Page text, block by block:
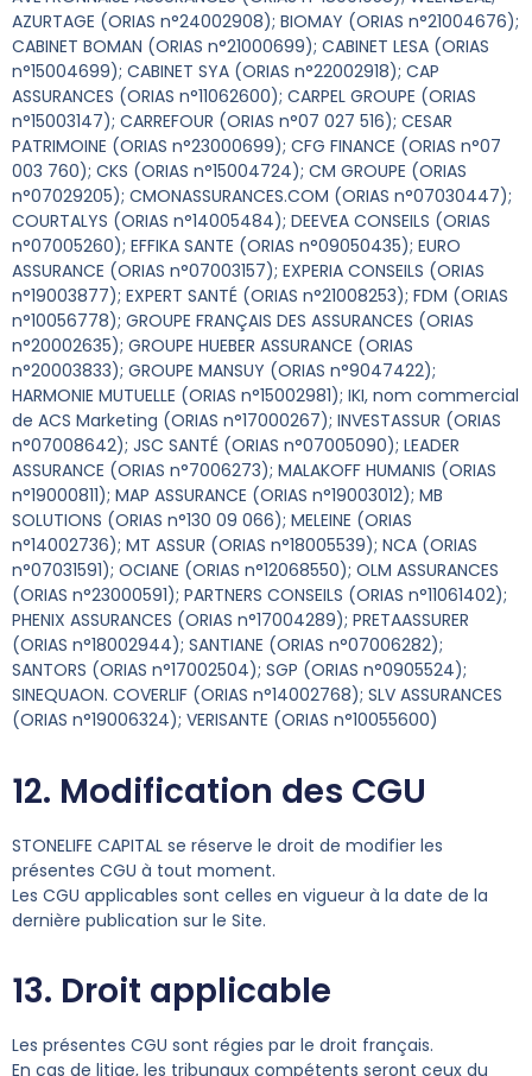
AZURTAGE (ORIAS n°24002908); BIOMAY (ORIAS n°21004676);
CABINET BOMAN (ORIAS n°21000699); CABINET LESA (ORIAS
n°15004699); CABINET SYA (ORIAS n°22002918); CAP
ASSURANCES (ORIAS n°11062600); CARPEL GROUPE (ORIAS
n°15003147); CARREFOUR (ORIAS n°07 027 516); CESAR
PATRIMOINE (ORIAS n°23000699); CFG FINANCE (ORIAS n°07
003 760); CKS (ORIAS n°15004724); CM GROUPE (ORIAS
n°07029205); CMONASSURANCES.COM (ORIAS n°07030447);
COURTALYS (ORIAS n°14005484); DEEVEA CONSEILS (ORIAS
n°07005260); EFFIKA SANTE (ORIAS n°09050435); EURO
ASSURANCE (ORIAS n°07003157); EXPERIA CONSEILS (ORIAS
n°19003877); EXPERT SANTÉ (ORIAS n°21008253); FDM (ORIAS
n°10056778); GROUPE FRANÇAIS DES ASSURANCES (ORIAS
n°20002635); GROUPE HUEBER ASSURANCE (ORIAS
n°20003833); GROUPE MANSUY (ORIAS n°9047422);
HARMONIE MUTUELLE (ORIAS n°15002981); IKI, nom commercial
de ACS Marketing (ORIAS n°17000267); INVESTASSUR (ORIAS
n°07008642); JSC SANTÉ (ORIAS n°07005090); LEADER
ASSURANCE (ORIAS n°7006273); MALAKOFF HUMANIS (ORIAS
n°19000811); MAP ASSURANCE (ORIAS n°19003012); MB
SOLUTIONS (ORIAS n°130 09 066); MELEINE (ORIAS
n°14002736); MT ASSUR (ORIAS n°18005539); NCA (ORIAS
n°07031591); OCIANE (ORIAS n°12068550); OLM ASSURANCES
(ORIAS n°23000591); PARTNERS CONSEILS (ORIAS n°11061402);
PHENIX ASSURANCES (ORIAS n°17004289); PRETAASSURER
(ORIAS n°18002944); SANTIANE (ORIAS n°07006282);
SANTORS (ORIAS n°17002504); SGP (ORIAS n°0905524);
SINEQUAON. COVERLIF (ORIAS n°14002768); SLV ASSURANCES
(ORIAS n°19006324); VERISANTE (ORIAS n°10055600)
12. Modification des CGU
STONELIFE CAPITAL se réserve le droit de modifier les
présentes CGU à tout moment.
Les CGU applicables sont celles en vigueur à la date de la
dernière publication sur le Site.
13. Droit applicable
Les présentes CGU sont régies par le droit français.
En cas de litige, les tribunaux compétents seront ceux du